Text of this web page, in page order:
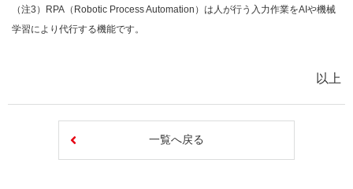
（注3）RPA（Robotic Process Automation）は人が行う入力作業をAIや機械
学習により代行する機能です。
以上
一覧へ戻る